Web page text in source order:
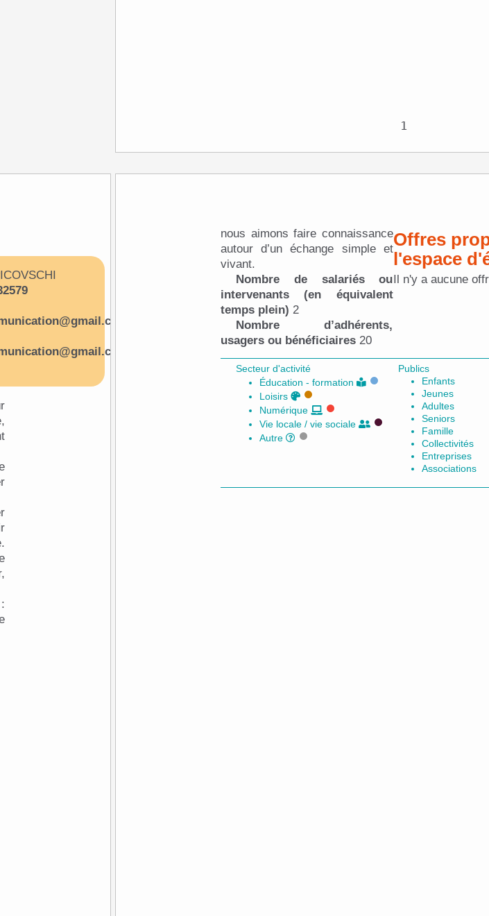
nous aimons faire connaissance
autour d’un échange simple et
vivant.
Nombre de salariés ou
intervenants (en équivalent
temps plein) 2
Nombre d’adhérents,
usagers ou bénéficiaires20
Offres proposées dans
l'espace
Il n'y a aucune
Secteur d'activité
Éducation - formation
Loisirs
Numérique
Vie locale / vie sociale
Autre
Publics
Enfants
Jeunes
Adultes
Seniors
Famille
Collectivités
Entreprises
Associations